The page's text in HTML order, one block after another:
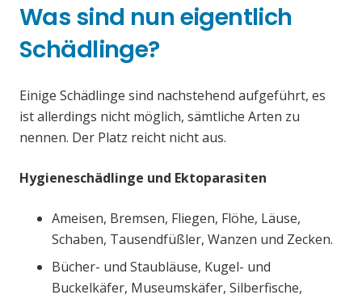
Was sind nun eigentlich
Schädlinge?
Einige Schädlinge sind nachstehend aufgeführt, es
ist allerdings nicht möglich, sämtliche Arten zu
nennen. Der Platz reicht nicht aus.
Hygieneschädlinge und Ektoparasiten
Ameisen, Bremsen, Fliegen, Flöhe, Läuse,
Schaben, Tausendfüßler, Wanzen und Zecken.
Bücher- und Staubläuse, Kugel- und
Buckelkäfer, Museumskäfer, Silberfische,